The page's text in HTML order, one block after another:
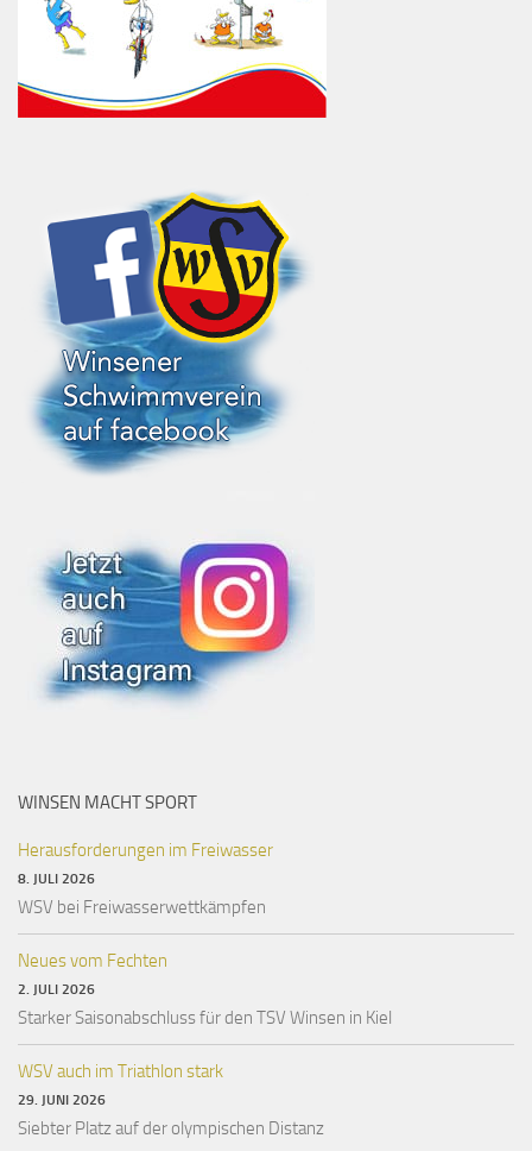
WINSEN MACHT SPORT
Herausforderungen im Freiwasser
8. JULI 2026
WSV bei Freiwasserwettkämpfen
Neues vom Fechten
2. JULI 2026
Starker Saisonabschluss für den TSV Winsen in Kiel
WSV auch im Triathlon stark
29. JUNI 2026
Siebter Platz auf der olympischen Distanz